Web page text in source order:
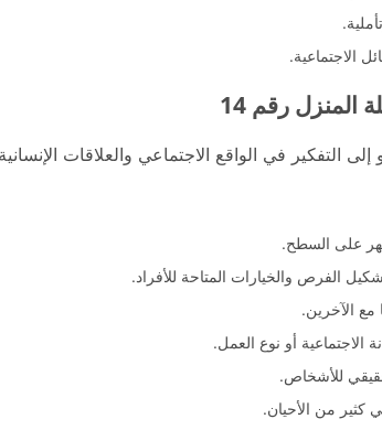
الاجتماعية.
المنزل رقم 14
التفكير في الواقع الاجتماعي والعلاقات
على السطح.
الفرص والخيارات المتاحة للأفراد.
مع الآخرين.
الاجتماعية أو نوع العمل.
للأشخاص.
كثير من الأحيان.